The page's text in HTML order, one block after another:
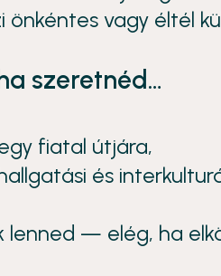
vagy éltél
szeretnéd…
fiatal útjára,
és
lenned — elég, ha